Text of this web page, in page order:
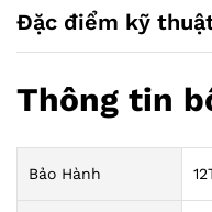
Đặc điểm kỹ
Thông tin
Bảo Hành